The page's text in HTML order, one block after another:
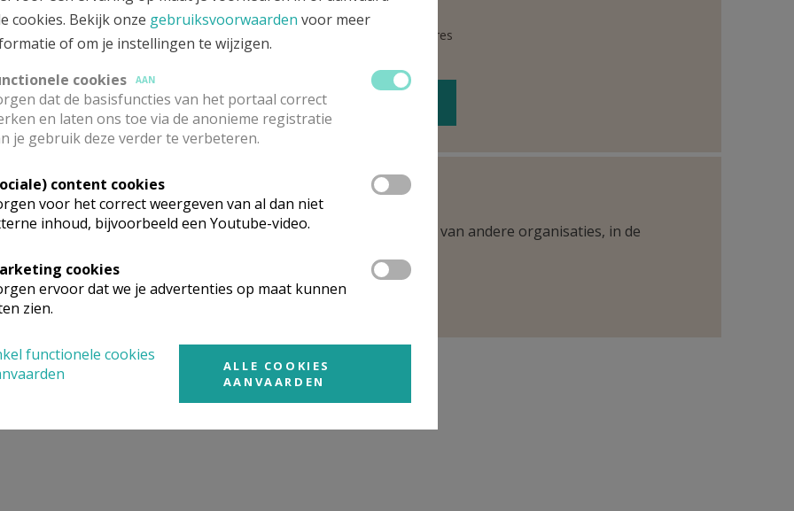
kerk vinden geen weekendvieringen plaats. Bekijk de details voor het adres
de kerk, alsook een lijst met kerken in de buurt.
ALLE DETAILS TONEN
gevonden wat je zocht? Hier vind je links naar kerken, eventueel van andere organisaties, in de
in of nabijZWEVEZELE
cookies. Bekijk onze gebruiksvoorwaarden voor meer
of om je instellingen te wijzigen.
cookies
AAN
dat de basisfuncties van het portaal correct
en laten ons toe via de anonieme registratie
je gebruik deze verder te verbeteren.
content cookies
voor het correct weergeven van al dan niet
inhoud, bijvoorbeeld een Youtube-video.
cookies
ervoor dat we je advertenties op maat kunnen
zien.
functionele cookies
ALLE COOKIES
AANVAARDEN